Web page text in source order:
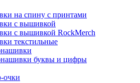
на спину с принтами
с вышивкой
с вышивкой RockMerch
текстильные
буквы и цифры
очки